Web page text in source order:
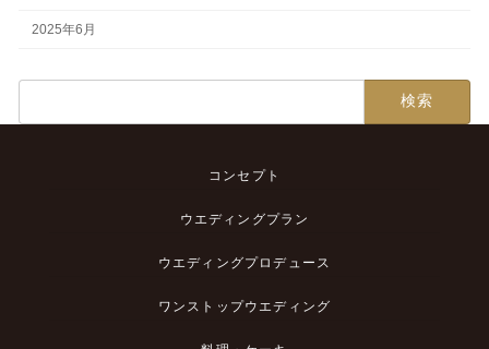
2025年6月
検
コンセプト
ウエディングプラン
ウエディングプロデュース
ワンストップウエディング